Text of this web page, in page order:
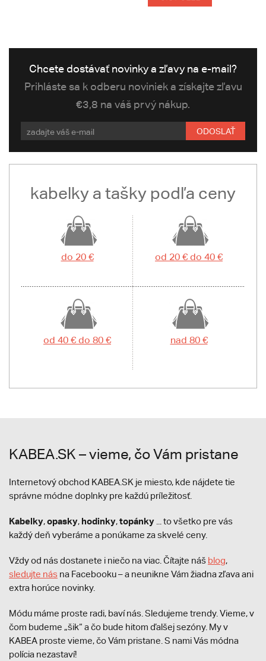
Chcete dostávať novinky a zľavy na e-mail?
Prihláste sa k odberu noviniek a získajte zľavu
€3,8 na váš prvý nákup.
ODOSLAŤ
kabelky a tašky podľa ceny
do 20 € od 20 € do 40 €
od 40 € do 80 € nad 80 €
KABEA.SK – vieme, čo Vám pristane
Internetový obchod KABEA.SK je miesto, kde nájdete tie
správne módne doplnky pre každú príležitosť.
Kabelky,opasky, hodinky,topánky ... to všetko pre vás
každý deň vyberáme a ponúkame za skvelé ceny.
Vždy od nás dostanete i niečo na viac. Čítajte náš blog,
sledujte nás na Facebooku – a neunikne Vám žiadna zľava ani
extra horúce novinky.
Módu máme proste radi, baví nás. Sledujeme trendy. Vieme, v
čom budeme „šik“ a čo bude hitom ďalšej sezóny. My v
KABEA proste vieme, čo Vám pristane. S nami Vás módna
polícia nezastaví!